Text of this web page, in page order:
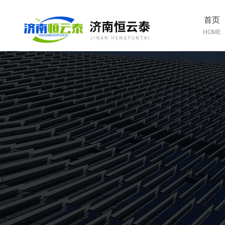
首页
HOME